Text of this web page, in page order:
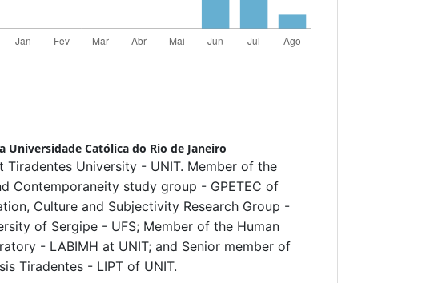
Universidade Católica do Rio de Janeiro
Tiradentes University - UNIT. Member of the
Contemporaneity study group - GPETEC of
Culture and Subjectivity Research Group -
of Sergipe - UFS; Member of the Human
- LABIMH at UNIT; and Senior member of
Tiradentes - LIPT of UNIT.